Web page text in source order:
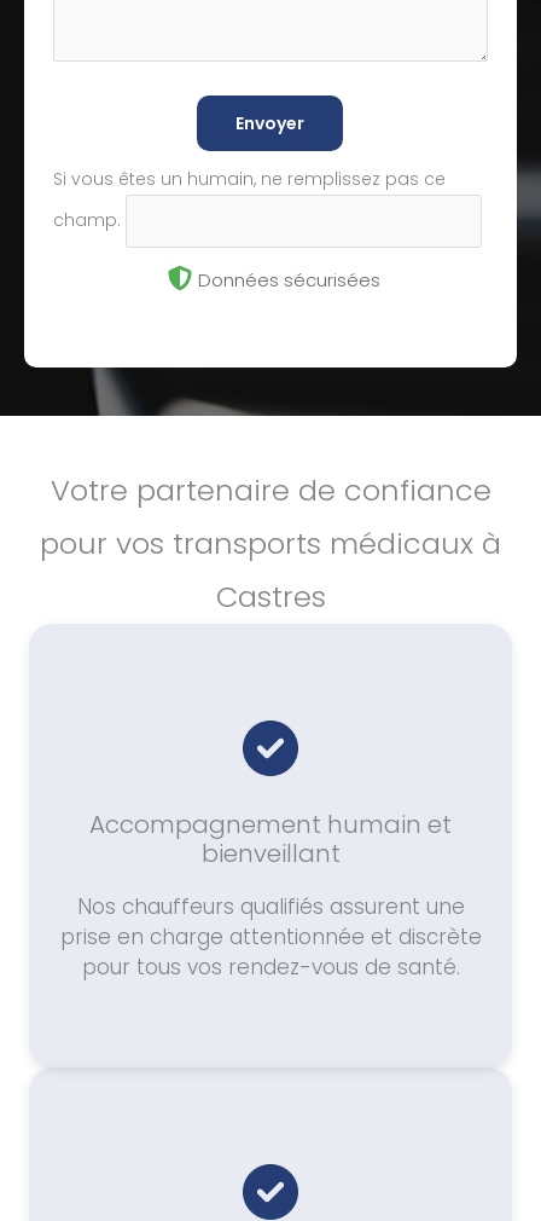
Envoyer
Si vous êtes un humain, ne remplissez pas ce
champ.
Données sécurisées
Votre partenaire de confiance
pour vos transports médicaux à
Castres
Accompagnement humain et
bienveillant
Nos chauffeurs qualifiés assurent une
prise en charge attentionnée et discrète
pour tous vos rendez-vous de santé.